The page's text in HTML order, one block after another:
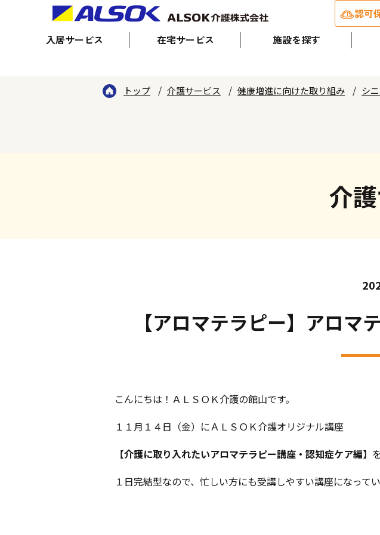
認可
入居サービス 在宅サービス 施設を探す
トップ 介護サービス 健康増進に向けた取り組み シ
介
【アロマテラピー】アロマ
こんにちは！ＡＬＳＯＫ介護の館山です。
１１月１４日（金）にＡＬＳＯＫ介護オリジナル講座
【介護に取り入れたいアロマテラピー講座・認知症ケア編】
１日完結型なので、忙しい方にも受講しやすい講座になってい